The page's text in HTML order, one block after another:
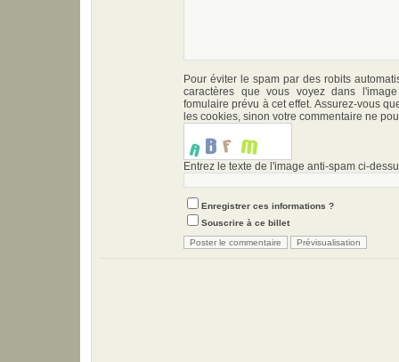
Pour éviter le spam par des robits
caractères que vous voyez dans
fomulaire prévu à cet effet. Assurez-vous
les cookies, sinon votre commentaire ne
Entrez le texte de l'image anti-spam ci-
Enregistrer ces informations ?
Souscrire à ce billet